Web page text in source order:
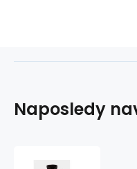
Naposledy